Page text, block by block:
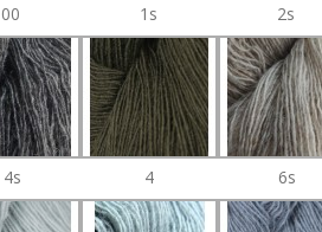
00 1s 2s
4s 4 6s